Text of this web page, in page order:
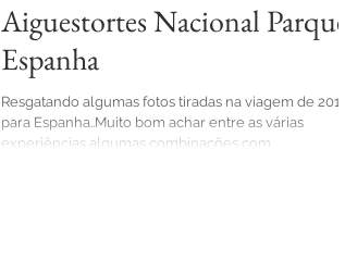
Aiguestortes Nacional Parque -
Espanha
Resgatando algumas fotos tiradas na viagem de 2016
para Espanha..Muito bom achar entre as várias
experiências algumas combinações com...